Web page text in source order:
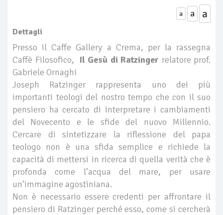
a a a
Dettagli
Presso il Caffe Gallery a Crema, per la rassegna
Caffè Filosofico, Il Gesù di Ratzinger relatore prof.
Gabriele Ornaghi
Joseph Ratzinger rappresenta uno dei più
importanti teologi del nostro tempo che con il suo
pensiero ha cercato di interpretare i cambiamenti
del Novecento e le sfide del nuovo Millennio.
Cercare di sintetizzare la riflessione del papa
teologo non è una sfida semplice e richiede la
capacità di mettersi in ricerca di quella verità che è
profonda come l’acqua del mare, per usare
un’immagine agostiniana.
Non è necessario essere credenti per affrontare il
pensiero di Ratzinger perché esso, come si cercherà